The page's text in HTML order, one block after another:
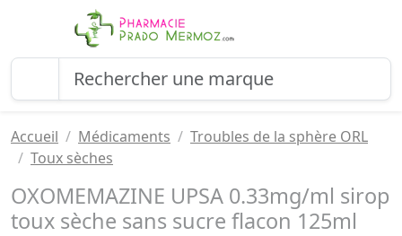
Accueil Médicaments
Troubles de la sphère ORL
Toux sèches
OXOMEMAZINE UPSA 0.33mg/ml sirop
toux sèche sans sucre flacon 125ml